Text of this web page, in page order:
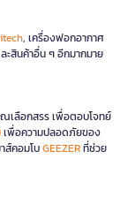
, เครื่องฟอกอากาศ
ะสินค้าอื่น ๆ อีกมากมาย
เลือกสรร เพื่อตอบโจทย์
เพื่อความปลอดภัยของ
ส์คอมโบGEEZERที่ช่วย